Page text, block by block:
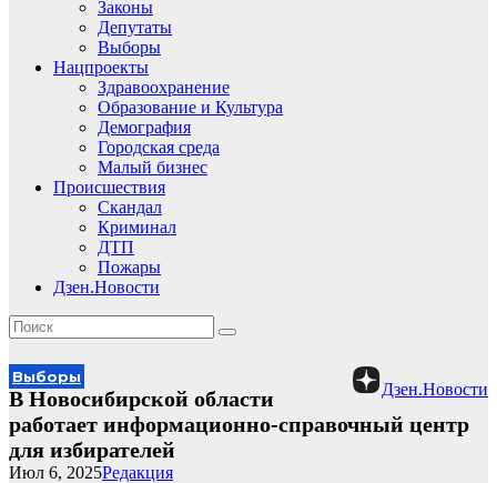
Законы
Депутаты
Выборы
Нацпроекты
Здравоохранение
Образование и Культура
Демография
Городская среда
Малый бизнес
Происшествия
Скандал
Криминал
ДТП
Пожары
Дзен.Новости
Дзен.Новости
Выборы
В Новосибирской области
работает информационно-справочный центр
для избирателей
Редакция
Июл 6, 2025